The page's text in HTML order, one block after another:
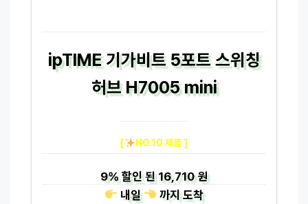
ipTIME 기가비트 5포트 스위칭
허브 H7005 mini
[ NO.10 제품 ]
9%할인 된16,710 원
내일
까지도착